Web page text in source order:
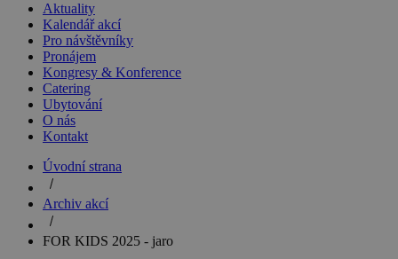
Aktuality
Kalendář akcí
Pro návštěvníky
Pronájem
Kongresy & Konference
Catering
Ubytování
O nás
Kontakt
Úvodní strana
Archiv akcí
FOR KIDS 2025 - jaro